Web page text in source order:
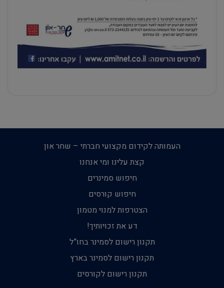
העמותה לקידום מקצועי חברתי – שחר און
קצת עלינו ומי אנחנו
חיפוש סמינרים
חיפוש קורסים
הצטרפות למנוי מטמון
דע את זכויותיך!
תקנון רישום לסמינר בחו”ל
תקנון רישום לסמינר בארץ
תקנון רישום לקורסים